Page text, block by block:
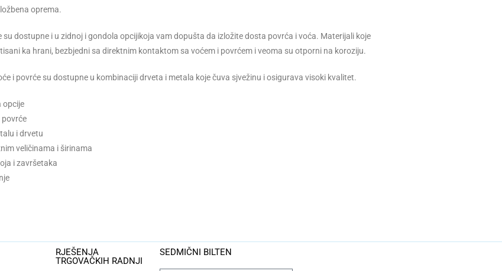
oprema.
su dostupne i u zidnoj i gondola opcijikoja vam dopušta da izložite dosta povrća i voća. Materijali koje
ka hrani, bezbjedni sa direktnim kontaktom sa voćem i povrćem i veoma su otporni na koroziju.
i povrće su dostupne u kombinaciji drveta i metala koje čuva sjvežinu i osigurava visoki kvalitet.
opcije
povrće
i drvetu
veličinama i širinama
i završetaka
RJEŠENJA
TRGOVAČKIH RADNJI
SEDMIČNI BILTEN